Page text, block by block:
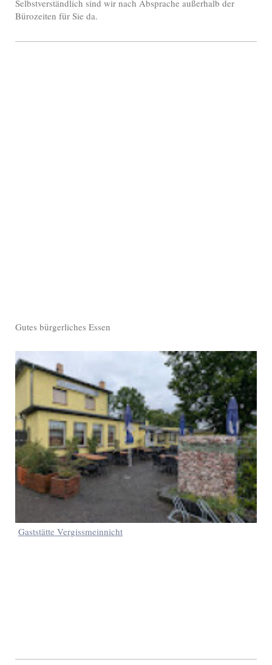
Selbstverständlich sind wir nach Absprache außerhalb der
Bürozeiten für Sie da.
Gutes bürgerliches Essen
Gaststätte Vergissmeinnicht